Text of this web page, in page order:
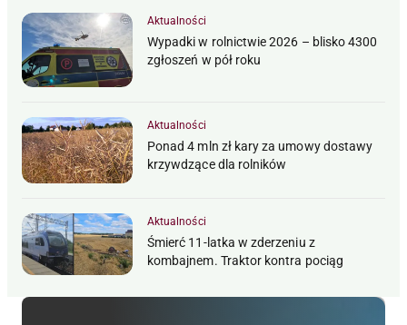
Aktualności
Wypadki w rolnictwie 2026 – blisko 4300
zgłoszeń w pół roku
Aktualności
Ponad 4 mln zł kary za umowy dostawy
krzywdzące dla rolników
Aktualności
Śmierć 11-latka w zderzeniu z
kombajnem. Traktor kontra pociąg